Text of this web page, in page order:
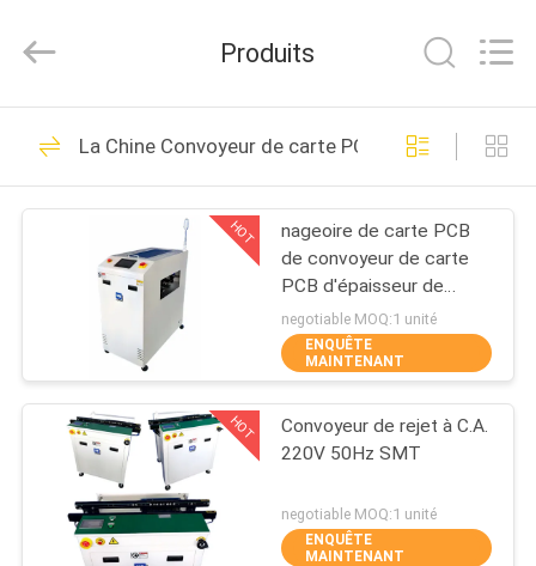
MAISON
PRODUITS
NOUS
VISITE
D'USINE
2026
UNIQUE
All
Reserved.
Machine de soudure
de ré-écoulement de
SMT
26
Machine sans
plomb de soudure
de ré-écoulement
25
Produits
La Chine Convoyeur de carte PCB
HOT
nageoire de carte PCB
de convoyeur de carte
PCB d'épaisseur de
4.0mm
negotiable MOQ:1 unité
ENQUÊTE
MAINTENANT
HOT
Convoyeur de rejet à C.A.
220V 50Hz SMT
negotiable MOQ:1 unité
ENQUÊTE
MAINTENANT